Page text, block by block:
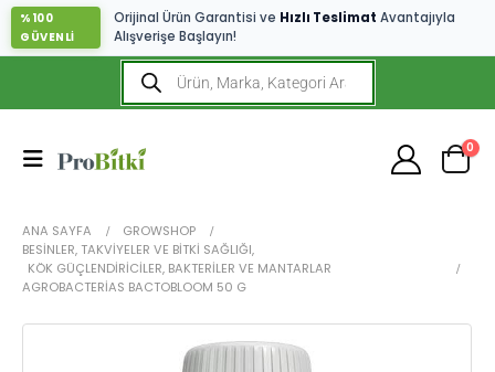
%100
GÜVENLİ
Orijinal Ürün Garantisi ve Hızlı Teslimat Avantajıyla
Alışverişe Başlayın!
0
ANA SAYFA
GROWSHOP
BESINLER, TAKVIYELER VE BITKI SAĞLIĞI,
KÖK GÜÇLENDIRICILER, BAKTERILER VE MANTARLAR
AGROBACTERIAS BACTOBLOOM 50 G